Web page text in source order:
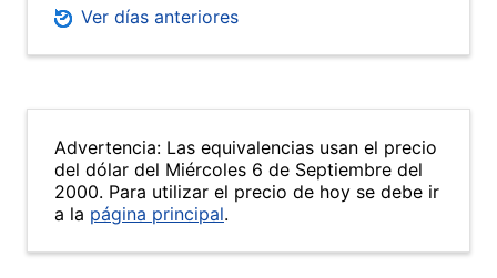
Ver días anteriores
Advertencia: Las equivalencias usan el precio
del dólar del Miércoles 6 de Septiembre del
2000. Para utilizar el precio de hoy se debe ir
a la página principal.